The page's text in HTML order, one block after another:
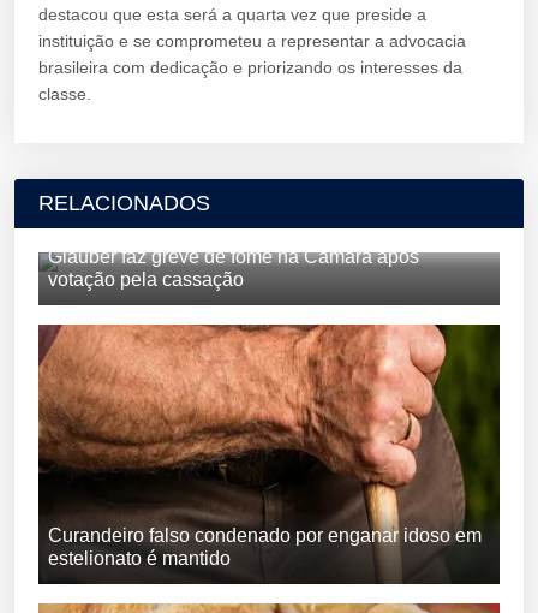
destacou que esta será a quarta vez que preside a
instituição e se comprometeu a representar a advocacia
brasileira com dedicação e priorizando os interesses da
classe.
RELACIONADOS
Glauber faz greve de fome na Câmara após
votação pela cassação
Curandeiro falso condenado por enganar idoso em
estelionato é mantido